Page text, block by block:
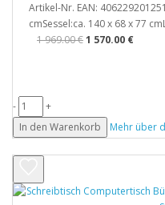
Artikel-Nr. EAN:
cmSessel:ca. 140 x 68 x 77
1 969.00 €1 570.00 €
-
+
In den Warenkorb
Mehr über